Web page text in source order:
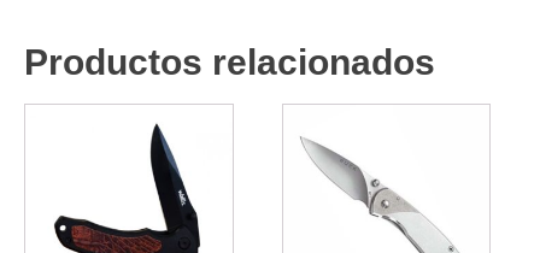
Productos relacionados